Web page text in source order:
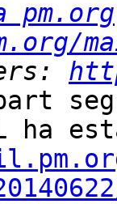
pm.org
ha